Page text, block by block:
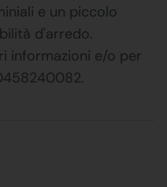
e un piccolo
d'arredo.
informazioni e/o per